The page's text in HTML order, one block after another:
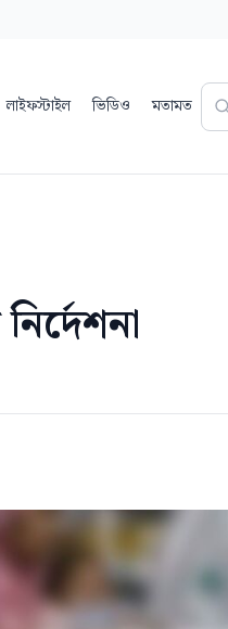
লাইফস্টাইল ভিডিও মতামত